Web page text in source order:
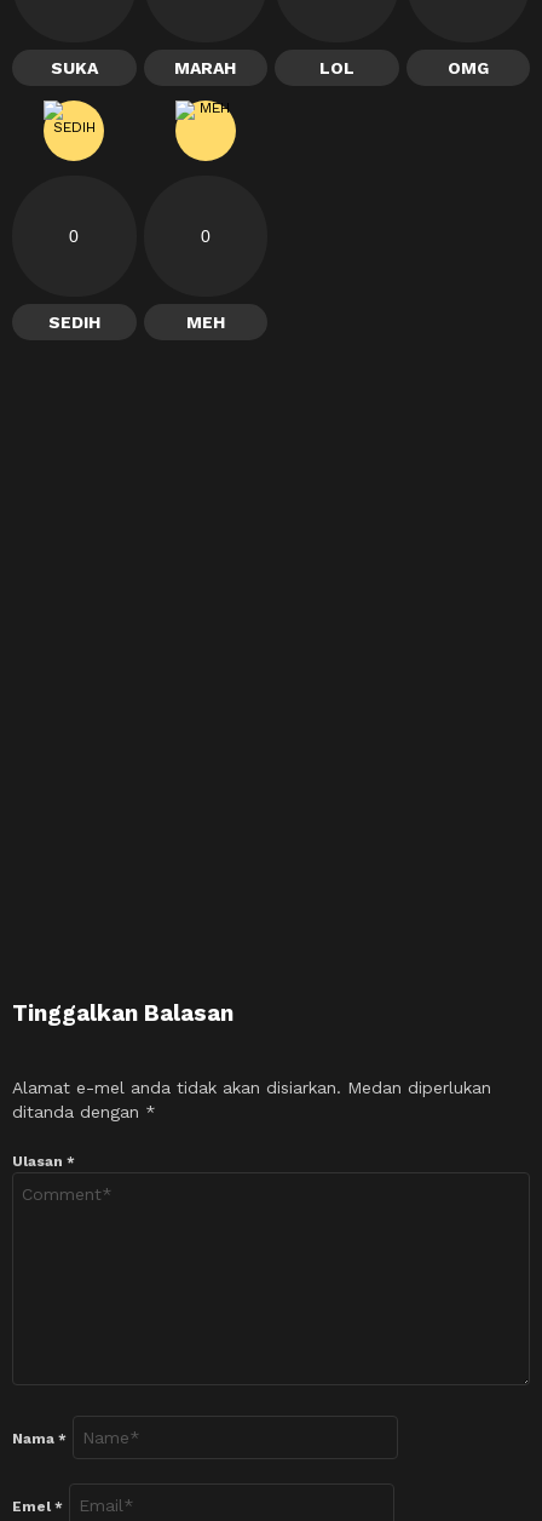
SUKA MARAH LOL OMG
0
SEDIH
0
MEH
Tinggalkan Balasan
Alamat e-mel anda tidak akan disiarkan. Medan diperlukan
ditanda dengan *
Ulasan *
Nama *
Emel *